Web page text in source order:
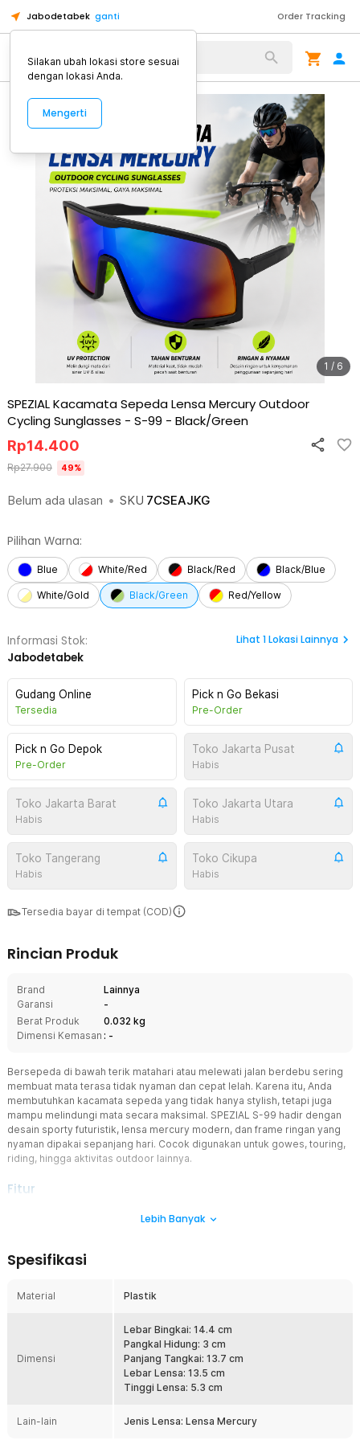
Jabodetabek ganti Order Tracking
Alat Kopi
1 / 6
SPEZIAL Kacamata Sepeda Lensa Mercury Outdoor
Cycling Sunglasses - S-99 - Black/Green
Belum ada ulasan • SKU 7CSEAJKG
Rp14.400
Rp27.900 49%
Pilihan Warna:
Blue White/Red Black/Red Black/Blue
White/Gold Black/Green Red/Yellow
Informasi Stok:
Jabodetabek
Lihat 1Lokasi Lainnya
Gudang Online
Tersedia
Pick n Go Bekasi
Pre-Order
Pick n Go Depok
Pre-Order
Toko Jakarta Pusat
Habis
Toko Jakarta Barat
Habis
Toko Jakarta Utara
Habis
Toko Tangerang
Habis
Toko Cikupa
Habis
Tersedia bayar di tempat (COD)
Rincian Produk
Brand
Lainnya
Garansi
-
Berat Produk
0.032 kg
Dimensi Kemasan : -
Bersepeda di bawah terik matahari atau melewati jalan berdebu sering
membuat mata terasa tidak nyaman dan cepat lelah. Karena itu, Anda
membutuhkan kacamata sepeda yang tidak hanya stylish, tetapi juga
mampu melindungi mata secara maksimal. SPEZIAL S-99 hadir dengan
desain sporty futuristik, lensa mercury modern, dan frame ringan yang
nyaman dipakai sepanjang hari. Cocok digunakan untuk gowes, touring,
riding, hingga aktivitas outdoor lainnya.
Fitur
membuat tampilan bersepeda Anda terlihat lebih stylish, sementara
kesan futuristik yang menarik ketika dipakai.
Mengusung desain slim dengan bentuk lensa bersudut, kacamata
olahraga ini memberikan tampilan yang lebih agresif dan
profesional. Frame ergonomis mengikuti kontur wajah sehingga
nyaman dipakai dalam waktu lama tanpa mudah bergeser. Cocok
digunakan untuk pria maupun wanita yang ingin tampil stylish saat
Material Ringan dan Tahan Benturan
Lebih Banyak
Spesifikasi
Material Plastik
Dimensi
Lebar Bingkai: 14.4 cm
Pangkal Hidung: 3 cm
Panjang Tangkai: 13.7 cm
Lebar Lensa: 13.5 cm
Tinggi Lensa: 5.3 cm
Lain-lain Jenis Lensa: Lensa Mercury
Silakan ubah lokasi store sesuai
dengan lokasi Anda.
Mengerti